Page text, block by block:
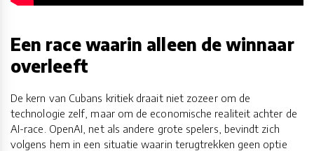
Een race waarin alleen de winnaar
overleeft
De kern van Cubans kritiek draait niet zozeer om de
technologie zelf, maar om de economische realiteit achter de
AI-race. OpenAI, net als andere grote spelers, bevindt zich
volgens hem in een situatie waarin terugtrekken geen optie